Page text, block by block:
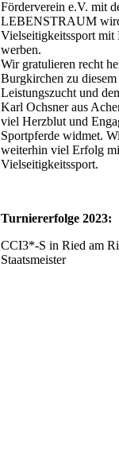
Förderverein e.V. mit
LEBENSTRAUM
Vielseitigkeitssport mit
werben.
Wir gratulieren recht
Burgkirchen zu
Leistungszucht und
Karl Ochsner aus
viel Herzblut und
Sportpferde widmet.
weiterhin viel Erfolg
Vielseitigkeitssport.
Turniererfolge 2023:
CCI3*-S in Ried am
Staatsmeister